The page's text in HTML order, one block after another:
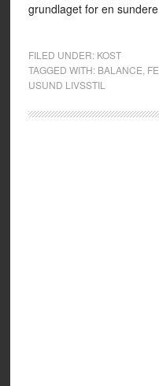
grundlaget for en
FILED UNDER: KOST
TAGGED WITH: BALANCE
USUND LIVSSTIL